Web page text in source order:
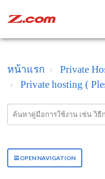
หน้าแรก
Private
Private hosting (
OPEN NAVIGATION